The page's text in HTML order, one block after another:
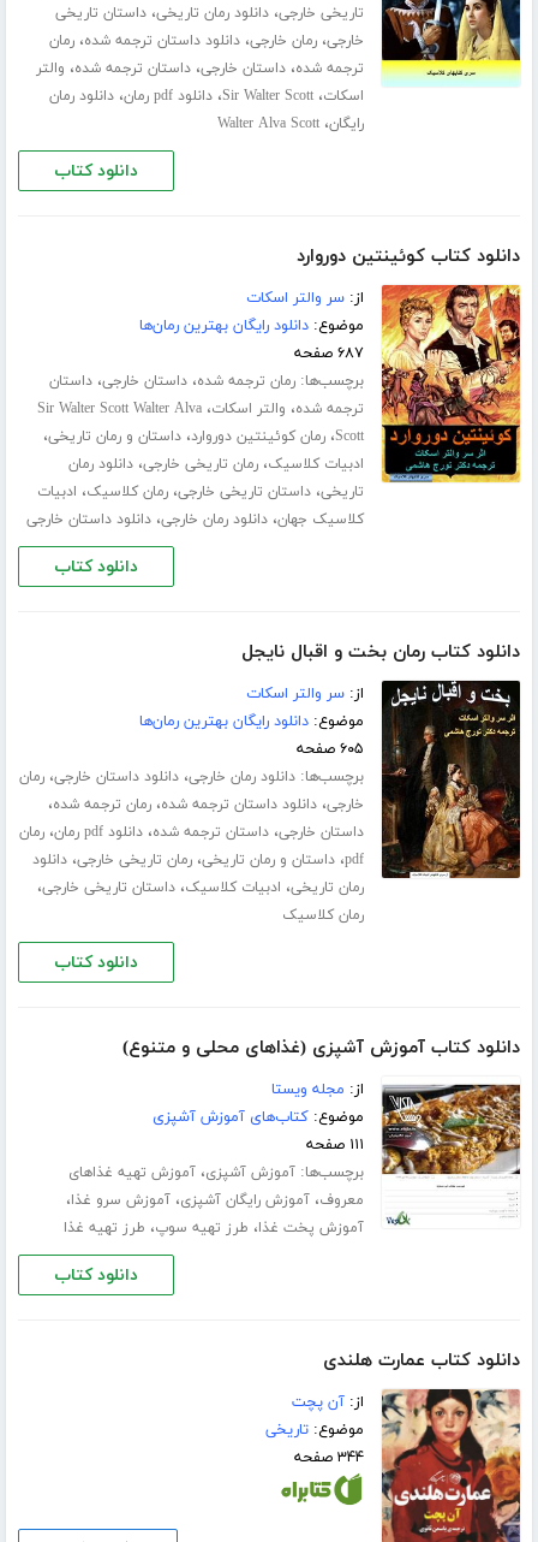
تاریخی خارجی،دانلود رمان تاریخی،داستان تاریخی
خارجی،رمان خارجی،دانلود داستان ترجمه شده،رمان
ترجمه شده،داستان خارجی،داستان ترجمه شده، والتر
اسکات،Sir Walter Scott،دانلود pdf رمان ،دانلود رمان
رایگان،Walter Alva Scott
دانلود کتاب
دانلود کتاب کوئینتین دوروارد
از:سر والتر اسکات
موضوع:دانلود رایگان بهترین رمان‌ها
۶۸۷ صفحه
برچسب‌ها:رمان ترجمه شده،داستان خارجی،داستان
ترجمه شده، والتر اسکات،Sir Walter Scott Walter Alva
Scott،رمان کوئینتین دوروارد،داستان و رمان تاریخی،
ادبیات کلاسیک،رمان تاریخی خارجی،دانلود رمان
تاریخی،داستان تاریخی خارجی،رمان کلاسیک، ادبیات
کلاسیک جهان،دانلود رمان خارجی،دانلود داستان خارجی
دانلود کتاب
دانلود کتاب رمان بخت و اقبال نایجل
از:سر والتر اسکات
موضوع:دانلود رایگان بهترین رمان‌ها
۶۰۵ صفحه
برچسب‌ها:دانلود رمان خارجی،دانلود داستان خارجی،رمان
خارجی،دانلود داستان ترجمه شده،رمان ترجمه شده،
داستان خارجی،داستان ترجمه شده،دانلود pdf رمان ،رمان
pdf،داستان و رمان تاریخی،رمان تاریخی خارجی،دانلود
رمان تاریخی، ادبیات کلاسیک،داستان تاریخی خارجی،
رمان کلاسیک
دانلود کتاب
دانلود کتاب آموزش آشپزی (غذاهای محلی و متنوع)
از: مجله ویستا
موضوع:کتاب‌های آموزش آشپزی
۱۱۱ صفحه
برچسب‌ها:آموزش آشپزی،آموزش تهیه غذاهای
معروف،آموزش رایگان آشپزی،آموزش سرو غذا،
آموزش پخت غذا، طرز تهیه سوپ، طرز تهیه غذا
دانلود کتاب
دانلود کتاب عمارت هلندی
از:آن پچت
موضوع:تاریخی
۳۴۴ صفحه